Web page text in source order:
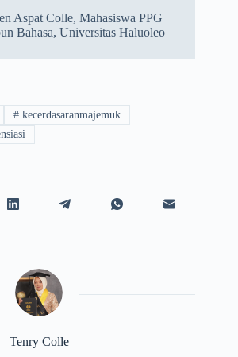
Aspat Colle, Mahasiswa PPG
Bahasa, Universitas Haluoleo
#kecerdasaranmajemuk
Tenry Colle